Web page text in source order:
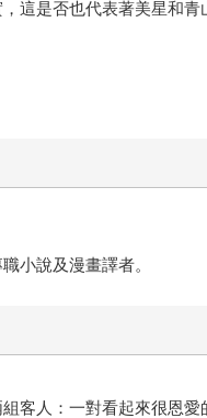
這是否也代表著美星和青
小說及漫畫譯者。
客人：一對看起來很恩